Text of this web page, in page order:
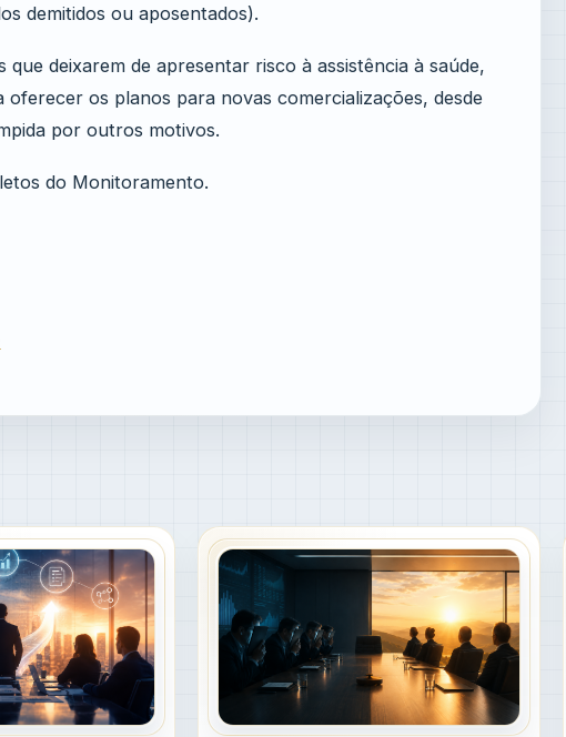
demitidos ou aposentados).
deixarem de apresentar risco à assistência à saúde,
os planos para novas comercializações, desde
por outros motivos.
do Monitoramento.